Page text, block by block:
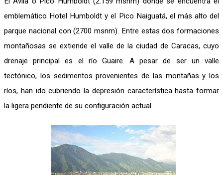
emblemático Hotel Humboldt y el Pico Naiguatá, el más alto del
parque nacional con (2700 msnm). Entre estas dos formaciones
montañosas se extiende el valle de la ciudad de Caracas, cuyo
drenaje principal es el río Guaire. A pesar de ser un valle
tectónico, los sedimentos provenientes de las montañas y los
ríos, han ido cubriendo la depresión característica hasta formar
la ligera pendiente de su configuración actual.